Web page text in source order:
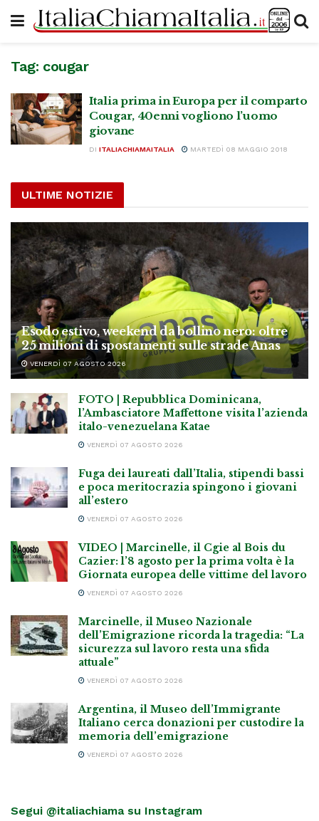
Tag: cougar
Italia prima in Europa per il comparto
Cougar, 40enni vogliono l’uomo
giovane
DI ITALIACHIAMAITALIA MARTEDÌ 08 MAGGIO 2018
ULTIME NOTIZIE
Esodo estivo, weekend da bollino nero: oltre
25 milioni di spostamenti sulle strade Anas
VENERDÌ 07 AGOSTO 2026
FOTO | Repubblica Dominicana,
l’Ambasciatore Maffettone visita l’azienda
italo-venezuelana Katae
VENERDÌ 07 AGOSTO 2026
Fuga dei laureati dall’Italia, stipendi bassi
e poca meritocrazia spingono i giovani
all’estero
VENERDÌ 07 AGOSTO 2026
VIDEO | Marcinelle, il Cgie al Bois du
Cazier: l’8 agosto per la prima volta è la
Giornata europea delle vittime del lavoro
VENERDÌ 07 AGOSTO 2026
Marcinelle, il Museo Nazionale
dell’Emigrazione ricorda la tragedia: “La
sicurezza sul lavoro resta una sfida
attuale”
VENERDÌ 07 AGOSTO 2026
Argentina, il Museo dell’Immigrante
Italiano cerca donazioni per custodire la
memoria dell’emigrazione
VENERDÌ 07 AGOSTO 2026
Segui @italiachiama su Instagram